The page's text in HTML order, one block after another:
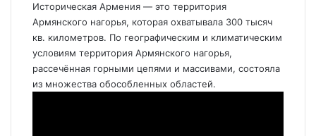
Историческая Армения — это территория
Армянского нагорья, которая охватывала 300 тысяч
кв. километров. По географическим и климатическим
условиям территория Армянского нагорья,
рассечённая горными цепями и массивами, состояла
из множества обособленных областей.